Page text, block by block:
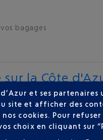
bagages
sur la Côte
et ses
site et afficher des
cookies. Pour refuser
choix en cliquant sur